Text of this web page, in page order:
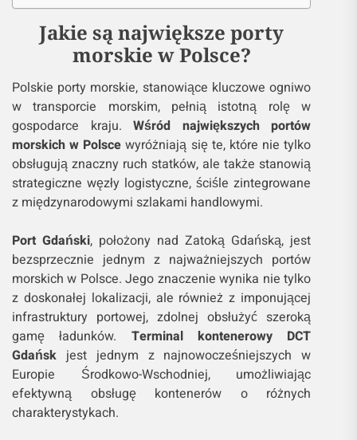
Jakie są największe porty
morskie w Polsce?
Polskie porty morskie, stanowiące kluczowe ogniwo
w transporcie morskim, pełnią istotną rolę w
gospodarce kraju.Wśród największych portów
morskich w Polsce wyróżniają się te, które nie tylko
obsługują znaczny ruch statków, ale także stanowią
strategiczne węzły logistyczne, ściśle zintegrowane
z międzynarodowymi szlakami handlowymi.
Port Gdański, położony nad Zatoką Gdańską, jest
bezsprzecznie jednym z najważniejszych portów
morskich w Polsce. Jego znaczenie wynika nie tylko
z doskonałej lokalizacji, ale również z imponującej
infrastruktury portowej, zdolnej obsłużyć szeroką
gamę ładunków. Terminal kontenerowy DCT
Gdańsk jest jednym z najnowocześniejszych w
Europie Środkowo-Wschodniej, umożliwiając
efektywną obsługę kontenerów o różnych
charakterystykach.